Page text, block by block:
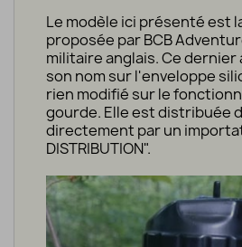
Le modèle ici présenté est
proposée par BCB
militaire anglais. Ce dernier
son nom sur l'enveloppe
rien modifié sur le
gourde. Elle est distribuée
directement par un
DISTRIBUTION".